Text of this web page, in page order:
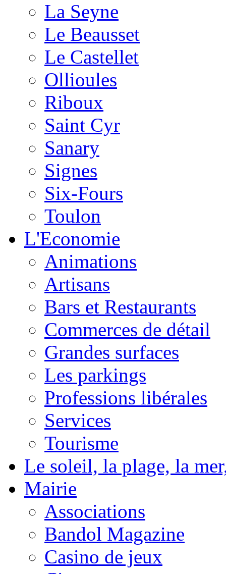
La Seyne
Le Beausset
Le Castellet
Ollioules
Riboux
Saint Cyr
Sanary
Signes
Six-Fours
Toulon
L'Economie
Animations
Artisans
Bars et Restaurants
Commerces de détail
Grandes surfaces
Les parkings
Professions libérales
Services
Tourisme
Le soleil, la plage, la
Mairie
Associations
Bandol Magazine
Casino de jeux